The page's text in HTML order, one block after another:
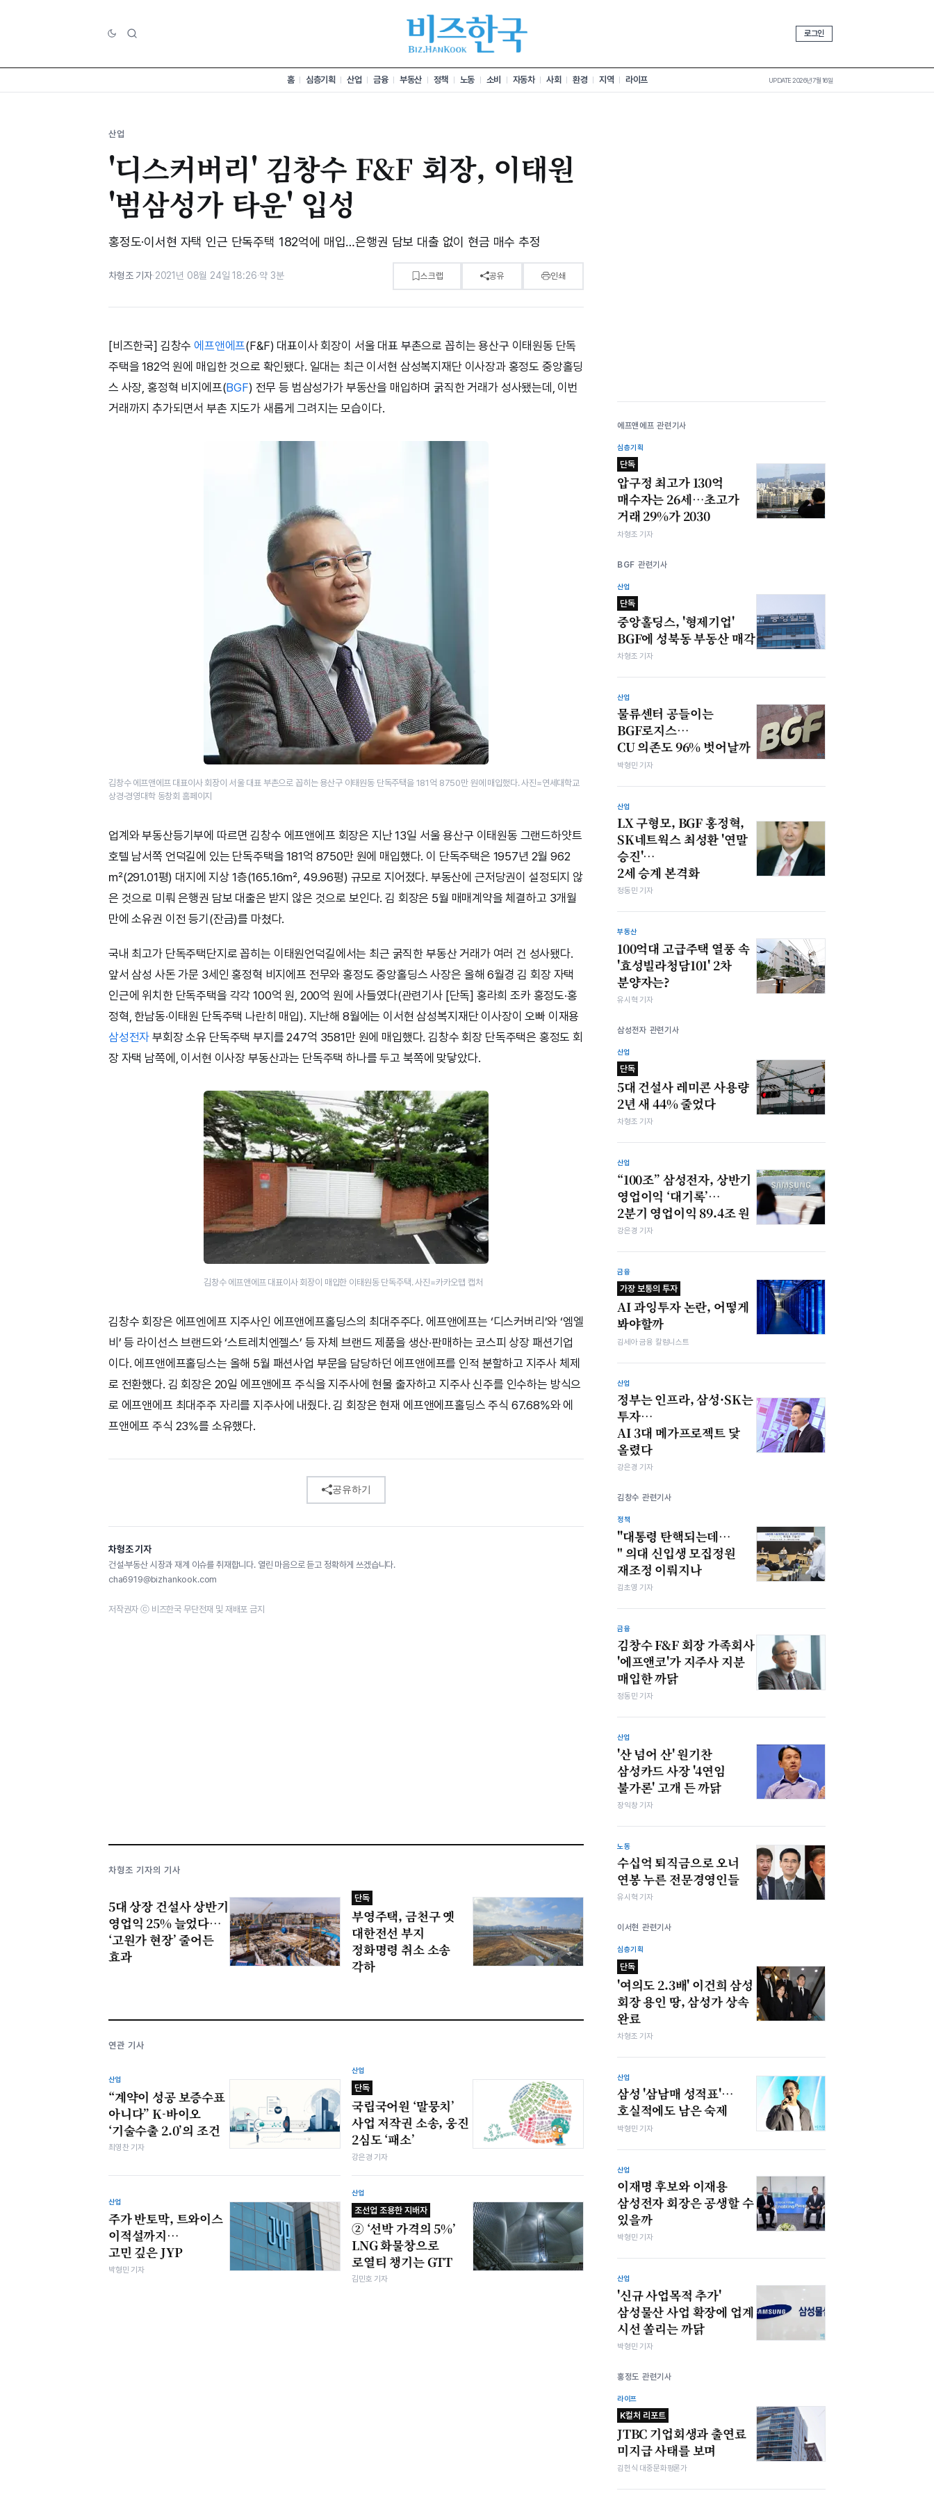
로그인
홈 심층기획 산업 금융 부동산 정책 노동 소비 자동차 사회 환경 지역 라이프 UPDATE 2026년 7월 16일
산업
'디스커버리' 김창수 F&F 회장, 이태원
'범삼성가 타운' 입성
홍정도·이서현 자택 인근 단독주택 182억에 매입…은행권 담보 대출 없이 현금 매수 추정
차형조 기자·2021년 08월 24일 18:26·약 3분 스크랩 공유 인쇄
[비즈한국] 김창수에프앤에프(F&F) 대표이사 회장이 서울 대표 부촌으로 꼽히는 용산구 이태원동 단독
주택을 182억 원에 매입한 것으로 확인됐다. 일대는 최근 이서현 삼성복지재단 이사장과 홍정도 중앙홀딩
스 사장, 홍정혁 비지에프(BGF) 전무 등 범삼성가가 부동산을 매입하며 굵직한 거래가 성사됐는데, 이번
거래까지 추가되면서 부촌 지도가 새롭게 그려지는 모습이다.
김창수 에프앤에프 대표이사 회장이 서울 대표 부촌으로 꼽히는 용산구 이태원동 단독주택을 181억 8750만 원에 매입했다. 사진=연세대학교
상경·경영대학 동창회 홈페이지
업계와 부동산등기부에 따르면 김창수 에프앤에프 회장은 지난 13일 서울 용산구 이태원동 그랜드하얏트
호텔 남서쪽 언덕길에 있는 단독주택을 181억 8750만 원에 매입했다. 이 단독주택은 1957년 2월 962
㎡(291.01평) 대지에 지상 1층(165.16㎡, 49.96평) 규모로 지어졌다. 부동산에 근저당권이 설정되지 않
은 것으로 미뤄 은행권 담보 대출은 받지 않은 것으로 보인다. 김 회장은 5월 매매계약을 체결하고 3개월
만에 소유권 이전 등기(잔금)를 마쳤다.
국내 최고가 단독주택단지로 꼽히는 이태원언덕길에서는 최근 굵직한 부동산 거래가 여러 건 성사됐다.
앞서 삼성 사돈 가문 3세인 홍정혁 비지에프 전무와 홍정도 중앙홀딩스 사장은 올해 6월경 김 회장 자택
인근에 위치한 단독주택을 각각 100억 원, 200억 원에 사들였다(관련기사 [단독] 홍라희 조카 홍정도·홍
정혁, 한남동·이태원 단독주택 나란히 매입). 지난해 8월에는 이서현 삼성복지재단 이사장이 오빠 이재용
삼성전자 부회장 소유 단독주택 부지를 247억 3581만 원에 매입했다. 김창수 회장 단독주택은 홍정도 회
장 자택 남쪽에, 이서현 이사장 부동산과는 단독주택 하나를 두고 북쪽에 맞닿았다.
김창수 에프앤에프 대표이사 회장이 매입한 이태원동 단독주택. 사진=카카오맵 캡처
김창수 회장은 에프엔에프 지주사인 에프앤에프홀딩스의 최대주주다. 에프앤에프는 ‘디스커버리’와 ‘엠엘
비’ 등 라이선스 브랜드와 ‘스트레치엔젤스’ 등 자체 브랜드 제품을 생산·판매하는 코스피 상장 패션기업
이다. 에프앤에프홀딩스는 올해 5월 패션사업 부문을 담당하던 에프앤에프를 인적 분할하고 지주사 체제
로 전환했다. 김 회장은 20일 에프앤에프 주식을 지주사에 현물 출자하고 지주사 신주를 인수하는 방식으
로 에프앤에프 최대주주 자리를 지주사에 내줬다. 김 회장은 현재 에프앤에프홀딩스 주식 67.68%와 에
프앤에프 주식 23%를 소유했다.
공유하기
차형조 기자
건설·부동산 시장과 재계 이슈를 취재합니다. 열린 마음으로 듣고 정확하게 쓰겠습니다.
cha6919@bizhankook.com
저작권자 ⓒ 비즈한국 무단전재 및 재배포 금지
차형조 기자의 기사
5대 상장 건설사 상반기
영업익 25% 늘었다…
‘고원가 현장’ 줄어든
효과
단독
부영주택, 금천구 옛
대한전선 부지
정화명령 취소 소송
각하
연관 기사
산업
“계약이 성공 보증수표
아니다” K-바이오
‘기술수출 2.0’의 조건
최영찬 기자
산업
단독
국립국어원 ‘말뭉치’
사업 저작권 소송, 웅진
2심도 ‘패소’
강은경 기자
산업
주가 반토막, 트와이스
이적설까지…
고민 깊은 JYP
박형민 기자
산업
조선업 조용한 지배자
② ‘선박 가격의 5%’
LNG 화물창으로
로열티 챙기는 GTT
김민호 기자
에프앤에프 관련기사
심층기획
단독
압구정 최고가 130억
매수자는 26세…초고가
거래 29%가 2030
차형조 기자
BGF 관련기사
산업
단독
중앙홀딩스, '형제기업'
BGF에 성북동 부동산 매각
차형조 기자
산업
물류센터 공들이는
BGF로지스…
CU 의존도 96% 벗어날까
박형민 기자
산업
LX 구형모, BGF 홍정혁,
SK네트웍스 최성환 '연말
승진'…
2세 승계 본격화
정동민 기자
부동산
100억대 고급주택 열풍 속
'효성빌라청담101' 2차
분양자는?
유시혁 기자
삼성전자 관련기사
산업
단독
5대 건설사 레미콘 사용량
2년 새 44% 줄었다
차형조 기자
산업
“100조” 삼성전자, 상반기
영업이익 ‘대기록’…
2분기 영업이익 89.4조 원
강은경 기자
금융
가장 보통의 투자
AI 과잉투자 논란, 어떻게
봐야할까
김세아 금융 칼럼니스트
산업
정부는 인프라, 삼성·SK는
투자…
AI 3대 메가프로젝트 닻
올렸다
강은경 기자
김창수 관련기사
정책
"대통령 탄핵되는데…
" 의대 신입생 모집정원
재조정 이뤄지나
김초영 기자
금융
김창수 F&F 회장 가족회사
'에프앤코'가 지주사 지분
매입한 까닭
정동민 기자
산업
'산 넘어 산' 원기찬
삼성카드 사장 '4연임
불가론' 고개 든 까닭
장익창 기자
노동
수십억 퇴직금으로 오너
연봉 누른 전문경영인들
유시혁 기자
이서현 관련기사
심층기획
단독
'여의도 2.3배' 이건희 삼성
회장 용인 땅, 삼성가 상속
완료
차형조 기자
산업
삼성 '삼남매 성적표'…
호실적에도 남은 숙제
박형민 기자
산업
이재명 후보와 이재용
삼성전자 회장은 공생할 수
있을까
박형민 기자
산업
'신규 사업목적 추가'
삼성물산 사업 확장에 업계
시선 쏠리는 까닭
박형민 기자
홍정도 관련기사
라이프
K컬처 리포트
JTBC 기업회생과 출연료
미지급 사태를 보며
김헌식 대중문화평론가